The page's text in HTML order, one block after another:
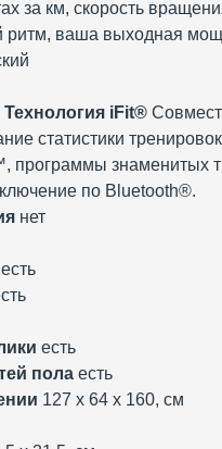
за км, скорость
ритм, ваша выходная
Технология iFit®
статистики
программы знаменитых
по Bluetooth®.
нет
есть
есть
пола есть
127 х 64 х 160, см